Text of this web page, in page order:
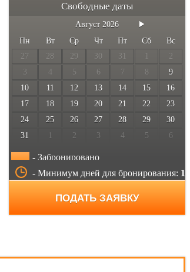
Свободные даты
Август 2026
Пн
Вт Ср Чт Пт Сб
Вс
27
28 29 30 31
2
3
4 5 6 7 8
9
10
11 12 13 14 15
16
17
18 19 20 21 22
23
24
25 26 27 28 29
30
31
2 3 4 5 6
- Забронировано
- Минимум дней для бронирования: 1
ПОДАТЬ ЗАЯВКУ